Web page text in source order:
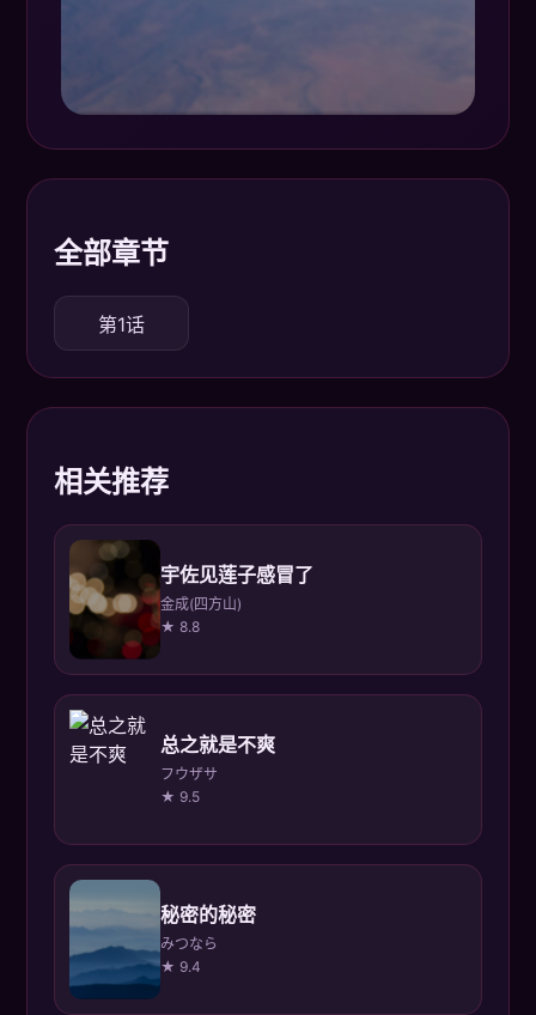
全部章节
第1话
相关推荐
宇佐见莲子感冒了
金成(四方山)
★ 8.8
总之就是不爽
フウザサ
★ 9.5
秘密的秘密
みつなら
★ 9.4